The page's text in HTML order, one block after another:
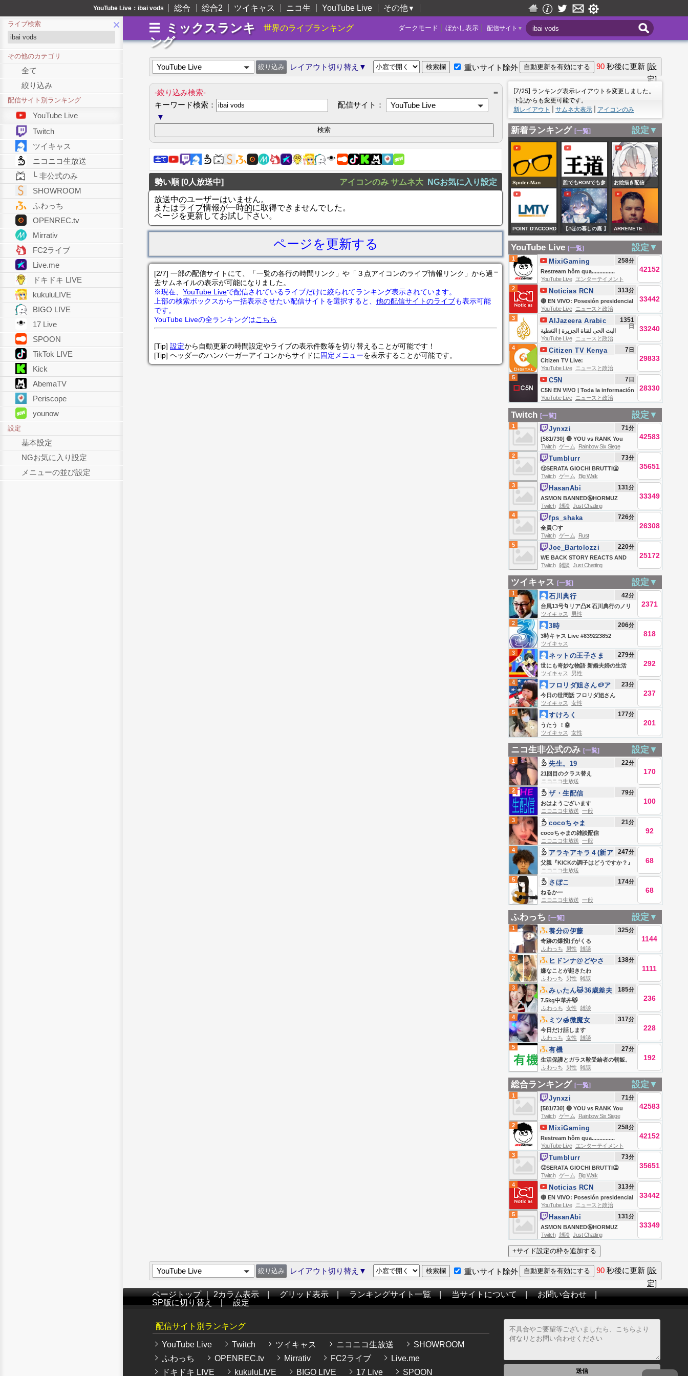
YouTube Live：ibai vods 総合 総合2 ツイキャス ニコ生 YouTube Live その他▼
ミックスランキ
ング
世界のライブランキング 配信サイト ▼
ぼかし表示
ダークモード
×
ライブ検索
その他のカテゴリ
全て
絞り込み
配信サイト別ランキング
YouTube Live
Twitch
ツイキャス
ニコニコ生放送
└ 非公式のみ
SHOWROOM
ふわっち
OPENREC.tv
Mirrativ
FC2ライブ
Live.me
ドキドキ LIVE
kukuluLIVE
BIGO LIVE
17 Live
SPOON
TikTok LIVE
Kick
AbemaTV
Periscope
younow
設定
基本設定
NGお気に入り設定
メニューの並び設定
YouTube Live レイアウト切り替え▼ 重いサイト除外 90 秒後に更新 [設
定]
-絞り込み検索-
＝
キーワード検索：
配信サイト：
YouTube Live
▼
勢い順 [0人放送中] アイコンのみ サムネ大
NGお気に入り設定
放送中のユーザーはいません。
またはライブ情報が一時的に取得できませんでした。
ページを更新してお試し下さい。
ページを更新する
＝
[2/7] 一部の配信サイトにて、「一覧の各行の時間リンク」や「３点アイコンのライブ情報リンク」から過
去サムネイルの表示が可能になりました。
※現在、 YouTube Liveで配信されているライブだけに絞られてランキング表示されています。
上部の検索ボックスから一括表示させたい配信サイトを選択すると、 他の配信サイトのライブも表示可能
です。
YouTube Liveの全ランキングはこちら
[Tip] 設定から自動更新の時間設定やライブの表示件数等を切り替えることが可能です！
[Tip] ヘッダーのハンバーガーアイコンからサイドに固定メニューを表示することが可能です。
[7/25] ランキング表示レイアウトを変更しました。
下記からも変更可能です。
新レイアウト
サムネ大表示 アイコンのみ
新着ランキング [一覧] 設定▼
Spider-Man
DOOMED
Avengers |
| Ring of Power
Desolation - FNT
VEGAS 418
誰でもROMでも参
加ＯＫの参加型サ
モラン・オープン
【すぷらとぅーん
３】
お絵描き配信
#7 朝活の部
POINT D'ACCORD
| Mon fils veut me
prison.
【#ほの暮しの庭 】
この村・・・なに
か・・・
ARREMETE
CYNTHIA KLITBO
CONTRA ALMA
MURIEL Y
BARBARA
TORRES
"EXCELSA"
YouTube Live [一覧] 設定▼
1
Restream hôm qua...............
MixiGaming 258分
42152
YouTube Live
エンターテイメント
2
🔴 EN VIVO: Posesión presidencial
de Abelardo de la Espriella
Noticias RCN 313分
33442
YouTube Live
ニュースと政治
3
البث الحي لقناة الجزيرة | التغطية
مستمرة
AlJazeera Arabic
قناة الجزيرة
1351
日 33240
YouTube Live
ニュースと政治
4
Citizen TV Live:
Citizen TV Kenya 7日
29833
YouTube Live
ニュースと政治
5
C5N EN VIVO | Toda la información
en un solo lugar | Seguí la
transmisión las 24 horas
C5N 7日
28330
YouTube Live ニュースと政治
Twitch [一覧] 設定▼
1
[581/730] 🔴 YOU vs RANK You
Deserve -> DONUT SMP DAY 2 🔴
Jynxzi 71分
42583
Twitch ゲーム
Rainbow Six Siege
2
🤢SERATA GIOCHI BRUTTI🤮
REACTIONS💥E SORPRESA💥
Tumblurr 73分
35651
Twitch ゲーム
Big Walk
3
ASMON BANNED🤬HORMUZ
DEAL🤬TRUMP AGAINST
BIRTHRIGHT AGAIN🤬STRAIT
CLOSED🤬PUBLIC ENEMY #1🤬
HONG DYNASTY IN WI🤬GAME
NIGHT FEAR&🤬
HasanAbi 131分
33349
Twitch 雑談 Just Chatting
4
全員〇す
fps_shaka 726分
26308
Twitch ゲーム
Rust
5
WE BACK STORY REACTS AND
GAMING JOIN JOIN JOIN
Joe_Bartolozzi 220分
25172
Twitch 雑談 Just Chatting
ツイキャス [一覧] 設定▼
1
台風13号🌀リア凸❌ 石川典行のノリ
ユキラジオ
石川典行 42分
2371
ツイキャス
男性
2
3時キャス Live #839223852
3時 206分
818
ツイキャス
3
世にも奇妙な物語 新婚夫婦の生活
ネットの王子さま
(笑)
279分
292
ツイキャス
男性
4
今日の世間話 フロリダ姐さん
フロリダ姐さん🥔ア
メリカンばばあ
23分
237
ツイキャス
女性
5
うたう ！🤖
すけろく 177分
201
ツイキャス 女性
ニコ生非公式のみ [一覧] 設定▼
1
21回目のクラス替え
先生。19 22分
170
ニコニコ生放送
2
おはようございます
ザ・生配信 79分
100
ニコニコ生放送 一般
3
cocoちゃまの雑談配信
cocoちゃま 21分
92
ニコニコ生放送 一般
4
父親『KICKの調子はどうですか？』
アラキアキラ４(新ア
カウント)
247分
68
ニコニコ生放送
5
ねるかー
さぼこ 174分
68
ニコニコ生放送 一般
ふわっち [一覧] 設定▼
1
奇跡の爆投げがくる
養分@伊藤 325分
1144
ふわっち 男性 雑談
2
嫌なことが起きたわ
ヒドンナ@どやさ 138分
1111
ふわっち 男性 雑談
3
7.5kg中華丼😾
みぃたん🐱36歳差夫
婦の大食い嫁
185分
236
ふわっち 女性 雑談
4
今日だけ話します
ミツ🍯微魔女 317分
228
ふわっち 女性 雑談
5
生活保護とガラス靴受給者の朝飯。
有機 27分
192
ふわっち 男性 雑談
総合ランキング [一覧] 設定▼
1
[581/730] 🔴 YOU vs RANK You
Deserve -> DONUT SMP DAY 2 🔴
Jynxzi 71分
42583
Twitch ゲーム
Rainbow Six Siege
2
Restream hôm qua...............
MixiGaming 258分
42152
YouTube Live
エンターテイメント
3
🤢SERATA GIOCHI BRUTTI🤮
REACTIONS💥E SORPRESA💥
Tumblurr 73分
35651
Twitch ゲーム
Big Walk
4
🔴 EN VIVO: Posesión presidencial
de Abelardo de la Espriella
Noticias RCN 313分
33442
YouTube Live
ニュースと政治
5
ASMON BANNED🤬HORMUZ
DEAL🤬TRUMP AGAINST
BIRTHRIGHT AGAIN🤬STRAIT
CLOSED🤬PUBLIC ENEMY #1🤬
HONG DYNASTY IN WI🤬GAME
HasanAbi 131分
33349
Twitch 雑談 Just Chatting
YouTube Live レイアウト切り替え▼ 重いサイト除外 90 秒後に更新 [設
定]
ページトップ｜2カラム表示|グリッド表示|ランキングサイト一覧|当サイトについて|お問い合わせ|
SP版に切り替え
設定
配信サイト別ランキング
YouTube Live Twitch ツイキャス ニコニコ生放送
SHOWROOM
ふわっち
OPENREC.tv Mirrativ FC2ライブ
Live.me
ドキドキ LIVE
kukuluLIVE BIGO LIVE 17 Live SPOON 送信